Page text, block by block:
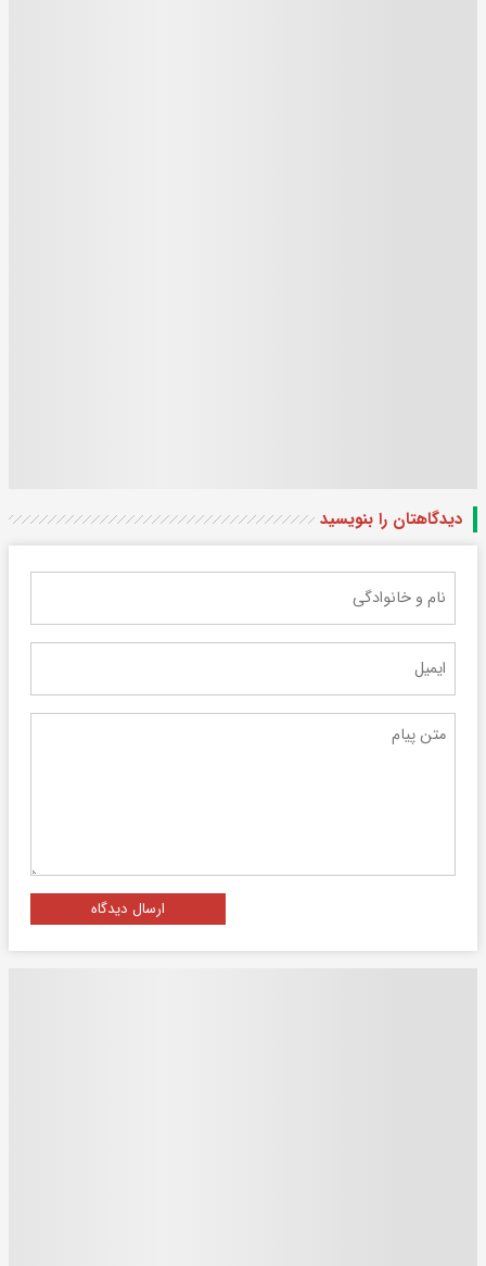
دیدگاهتان را بنویسید
ارسال دیدگاه